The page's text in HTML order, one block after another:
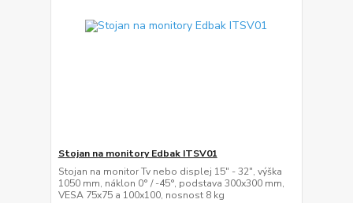
Stojan na monitory Edbak ITSV01
Stojan na monitor Tv nebo displej 15" - 32", výška
1050 mm, náklon 0° / -45°, podstava 300x300 mm,
VESA 75x75 a 100x100, nosnost 8 kg